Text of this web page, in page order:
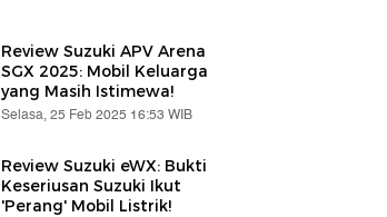
Review Suzuki APV Arena
SGX 2025: Mobil Keluarga
yang Masih Istimewa!
Selasa, 25 Feb 2025 16:53 WIB
Review Suzuki eWX: Bukti
Keseriusan Suzuki Ikut
'Perang' Mobil Listrik!